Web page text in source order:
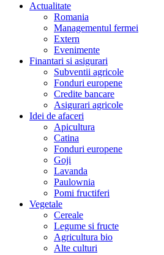
Actualitate
Romania
Managementul fermei
Extern
Evenimente
Finantari si asigurari
Subventii agricole
Fonduri europene
Credite bancare
Asigurari agricole
Idei de afaceri
Apicultura
Catina
Fonduri europene
Goji
Lavanda
Paulownia
Pomi fructiferi
Vegetale
Cereale
Legume si fructe
Agricultura bio
Alte culturi